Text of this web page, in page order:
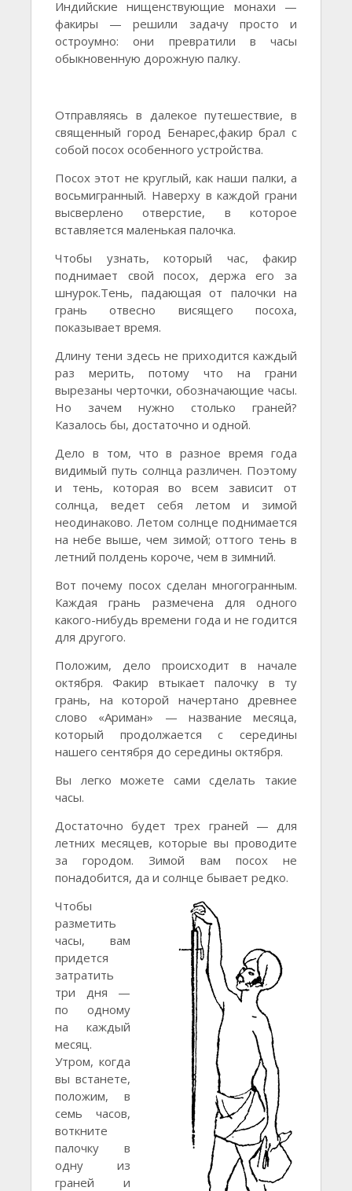
Индийские нищенствующие монахи —
факиры — решили задачу просто и
остроумно: они превратили в часы
обыкновенную дорожную палку.
Отправляясь в далекое путешествие, в
священный город Бенарес,факир брал с
собой посох особенного устройства.
Посох этот не круглый, как наши палки, а
восьмигранный. Наверху в каждой грани
высверлено отверстие, в которое
вставляется маленькая палочка.
Чтобы узнать, который час, факир
поднимает свой посох, держа его за
шнурок.Тень, падающая от палочки на
грань отвесно висящего посоха,
показывает время.
Длину тени здесь не приходится каждый
раз мерить, потому что на грани
вырезаны черточки, обозначающие часы.
Но зачем нужно столько граней?
Казалось бы, достаточно и одной.
Дело в том, что в разное время года
видимый путь солнца различен. Поэтому
и тень, которая во всем зависит от
солнца, ведет себя летом и зимой
неодинаково. Летом солнце поднимается
на небе выше, чем зимой; оттого тень в
летний полдень короче, чем в зимний.
Вот почему посох сделан многогранным.
Каждая грань размечена для одного
какого-нибудь времени года и не годится
для другого.
Положим, дело происходит в начале
октября. Факир втыкает палочку в ту
грань, на которой начертано древнее
слово «Ариман» — название месяца,
который продолжается с середины
нашего сентября до середины октября.
Вы легко можете сами сделать такие
часы.
Достаточно будет трех граней — для
летних месяцев, которые вы проводите
за городом. Зимой вам посох не
понадобится, да и солнце бывает редко.
Чтобы
разметить
часы, вам
придется
затратить
три дня —
по одному
на каждый
месяц.
Утром, когда
вы встанете,
положим, в
семь часов,
воткните
палочку в
одну из
граней и